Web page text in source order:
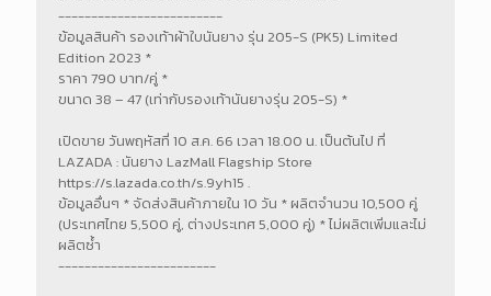
-------------------------
ข้อมูลสินค้า รองเท้าผ้าใบนันยาง รุ่น 205-S (PK5) Limited
Edition 2023 *
ราคา 790 บาท/คู่ *
ขนาด 38 – 47 (เท่ากับรองเท้านันยางรุ่น 205-S) *
เปิดขาย วันพฤหัสที่ 10 ส.ค. 66 เวลา 18.00 น. เป็นต้นไป ที่
LAZADA : นันยาง LazMall Flagship Store
https://s.lazada.co.th/s.9yh15 .
ข้อมูลอื่นๆ * จัดส่งสินค้าภายใน 10 วัน * ผลิตจำนวน 10,500 คู่
(ประเทศไทย 5,500 คู่, ต่างประเทศ 5,000 คู่) * ไม่ผลิตเพิ่มและไม่
ผลิตซ้ำ
------------------------